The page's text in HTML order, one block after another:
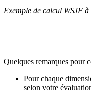
Exemple de calcul WSJF à
Quelques remarques pour
Pour chaque
selon votre